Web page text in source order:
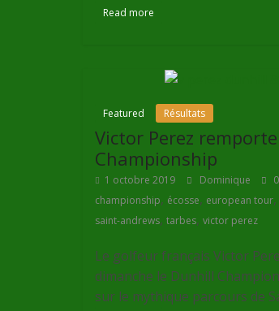
Read more
Featured Résultats
Victor Perez
Championship
1 octobre 2019 Dominique
championship, écosse, european tour,
saint-andrews, tarbes, victor perez
Le golfeur français Victor
dimanche le Dunhill
sur le mythique parcours de